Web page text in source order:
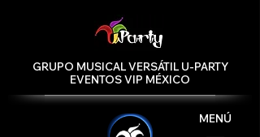
GRUPO MUSICAL VERSÁTIL U-PARTY
EVENTOS VIP MÉXICO
MENÚ